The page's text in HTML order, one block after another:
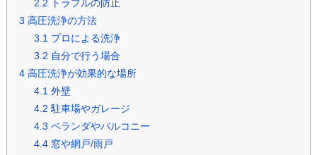
2.2 トラブルの防止
3 高圧洗浄の方法
3.1 プロによる洗浄
3.2 自分で行う場合
4高圧洗浄が効果的な場所
4.1 外壁
4.2 駐車場やガレージ
4.3 ベランダやバルコニー
4.4窓や網戸/雨戸